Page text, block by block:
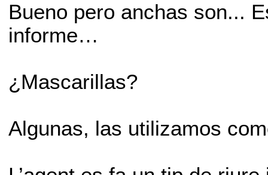
Bueno pero anchas son...
informe…
¿Mascarillas?
Algunas, las utilizamos